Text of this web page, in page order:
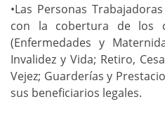
•Las Personas
con la cobertura de los
(Enfermedades y
Invalidez y Vida; Retiro,
Vejez; Guarderías y
sus beneficiarios legales.